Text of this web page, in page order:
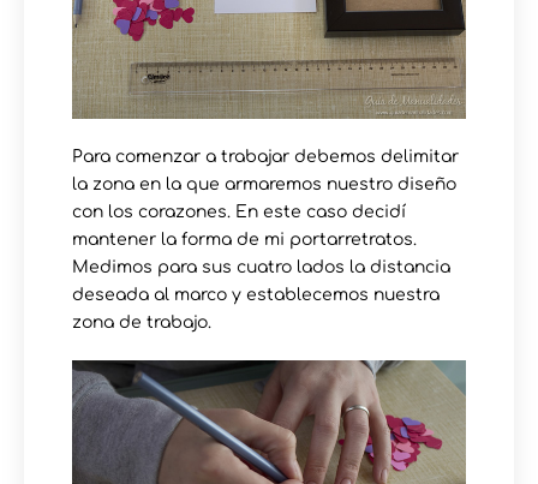
Para comenzar a trabajar debemos delimitar
la zona en la que armaremos nuestro diseño
con los corazones. En este caso decidí
mantener la forma de mi portarretratos.
Medimos para sus cuatro lados la distancia
deseada al marco y establecemos nuestra
zona de trabajo.